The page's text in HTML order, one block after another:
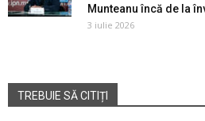
Munteanu încă de la
3 iulie 2026
TREBUIE SĂ CITIȚI